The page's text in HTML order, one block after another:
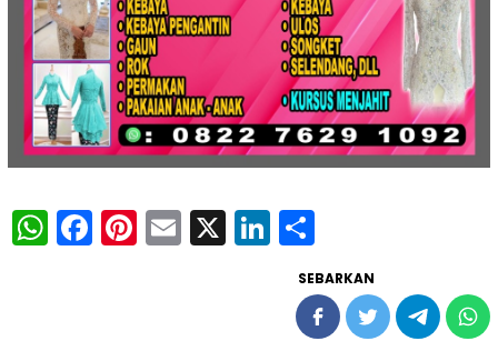
WhatsApp
Facebook
Pinterest
Email
X LinkedIn
SEBARKAN